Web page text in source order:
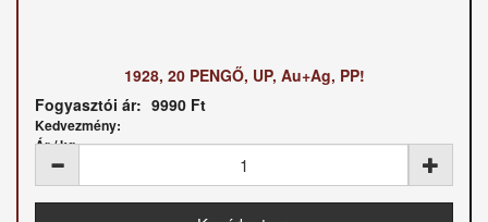
1928, 20 PENGŐ, UP, Au+Ag, PP!
Fogyasztói ár: 9990 Ft
Kedvezmény:
Ár / kg: